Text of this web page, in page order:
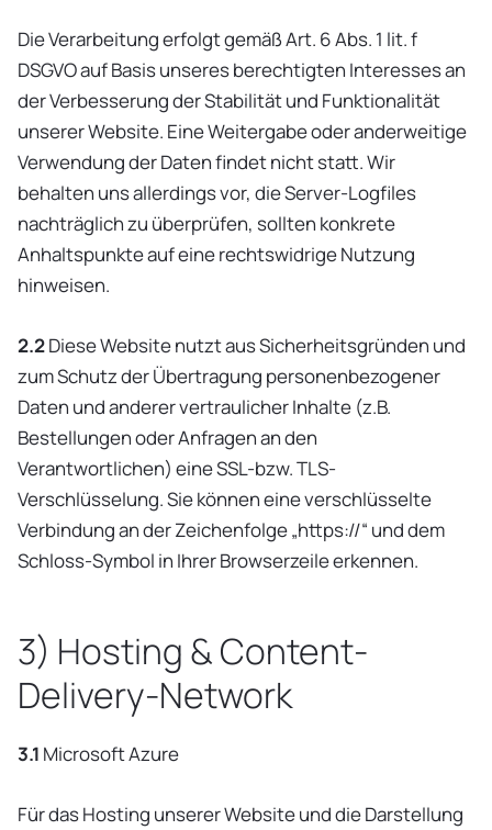
Die Verarbeitung erfolgt gemäß Art. 6 Abs. 1 lit. f
DSGVO auf Basis unseres berechtigten Interesses an
der Verbesserung der Stabilität und Funktionalität
unserer Website. Eine Weitergabe oder anderweitige
Verwendung der Daten findet nicht statt. Wir
behalten uns allerdings vor, die Server-Logfiles
nachträglich zu überprüfen, sollten konkrete
Anhaltspunkte auf eine rechtswidrige Nutzung
hinweisen.
2.2Diese Website nutzt aus Sicherheitsgründen und
zum Schutz der Übertragung personenbezogener
Daten und anderer vertraulicher Inhalte (z.B.
Bestellungen oder Anfragen an den
Verantwortlichen) eine SSL-bzw. TLS-
Verschlüsselung. Sie können eine verschlüsselte
Verbindung an der Zeichenfolge „https://“ und dem
Schloss-Symbol in Ihrer Browserzeile erkennen.
3) Hosting & Content-
Delivery-Network
3.1 Microsoft Azure
Für das Hosting unserer Website und die Darstellung